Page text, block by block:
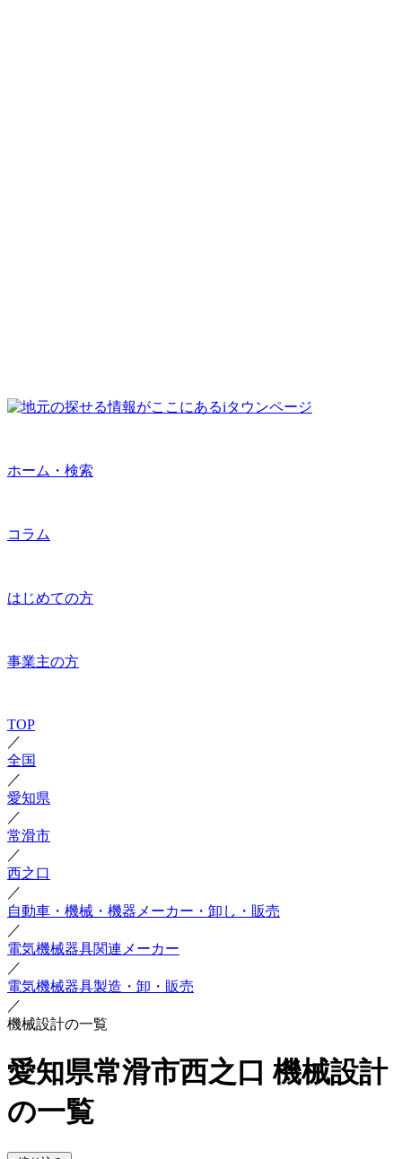
ホーム・検索
コラム
はじめての方
事業主の方
TOP
／
全国
／
愛知県
／
常滑市
／
西之口
／
自動車・機械・機器メーカー・卸し・販売
／
電気機械器具関連メーカー
／
電気機械器具製造・卸・販売
／
機械設計の一覧
愛知県常滑市西之口 機械設計
の一覧